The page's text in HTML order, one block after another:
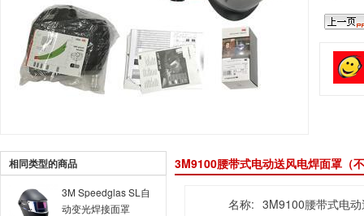
相同类型的商品
3M Speedglas SL自
动变光焊接面罩
3M9100腰带式电动送风电焊面罩（
名称: 3M9100腰带式电